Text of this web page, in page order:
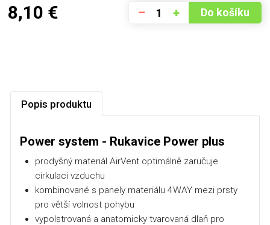
8,10 € – + Do košíku
Popis produktu
Power system - Rukavice Power plus
prodyšný materiál AirVent optimálně zaručuje
cirkulaci vzduchu
kombinované s panely materiálu 4WAY mezi prsty
pro větší volnost pohybu
vypolstrovaná a anatomicky tvarovaná dlaň pro